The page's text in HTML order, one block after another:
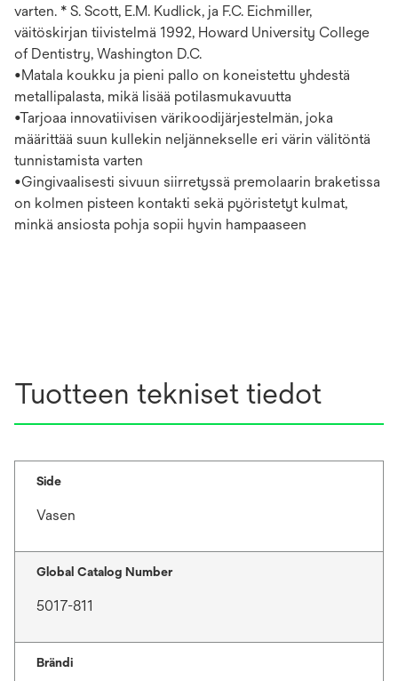
varten. * S. Scott, E.M. Kudlick, ja F.C. Eichmiller,
väitöskirjan tiivistelmä 1992, Howard University College
of Dentistry, Washington D.C.
•Matala koukku ja pieni pallo on koneistettu yhdestä
metallipalasta, mikä lisää potilasmukavuutta
•Tarjoaa innovatiivisen värikoodijärjestelmän, joka
määrittää suun kullekin neljännekselle eri värin välitöntä
tunnistamista varten
•Gingivaalisesti sivuun siirretyssä premolaarin braketissa
on kolmen pisteen kontakti sekä pyöristetyt kulmat,
minkä ansiosta pohja sopii hyvin hampaaseen
Tuotteen tekniset tiedot
Side
Vasen
Global Catalog Number
5017-811
Brändi